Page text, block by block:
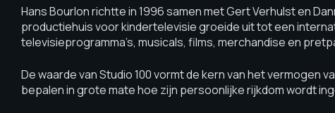
Hans Bourlon richtte in 1996 samen met Gert Verhulst en
productiehuis voor kindertelevisie groeide uit tot een
televisieprogramma’s, musicals, films, merchandise en
De waarde van Studio 100 vormt de kern van het vermogen
bepalen in grote mate hoe zijn persoonlijke rijkdom wordt